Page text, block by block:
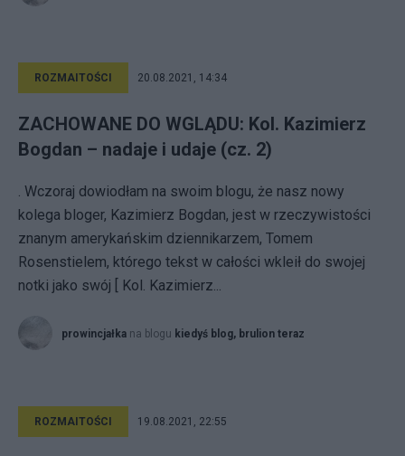
ROZMAITOŚCI 20.08.2021, 14:34
ZACHOWANE DO WGLĄDU: Kol. Kazimierz
Bogdan – nadaje i udaje (cz. 2)
. Wczoraj dowiodłam na swoim blogu, że nasz nowy
kolega bloger, Kazimierz Bogdan, jest w rzeczywistości
znanym amerykańskim dziennikarzem, Tomem
Rosenstielem, którego tekst w całości wkleił do swojej
notki jako swój [ Kol. Kazimierz...
prowincjałka na blogu kiedyś blog, brulion teraz
ROZMAITOŚCI 19.08.2021, 22:55